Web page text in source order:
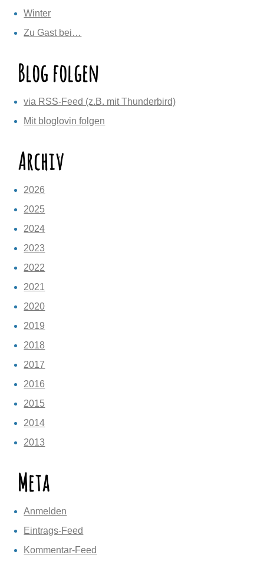
Winter
Zu Gast bei…
Blog folgen
via RSS-Feed (z.B. mit Thunderbird)
Mit bloglovin folgen
Archiv
2026
2025
2024
2023
2022
2021
2020
2019
2018
2017
2016
2015
2014
2013
Meta
Anmelden
Eintrags-Feed
Kommentar-Feed